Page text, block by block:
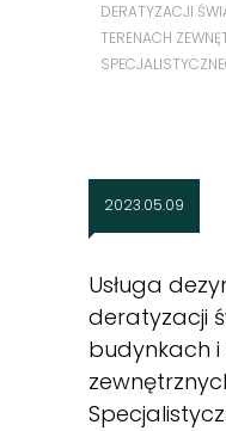
DERATYZACJI
TERENACH
2023.05.09
Usługa
deratyzacji
budynkach